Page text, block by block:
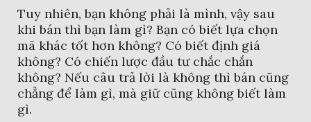
Tuy nhiên, bạn không phải là mình, vậy sau
khi bán thì bạn làm gì? Bạn có biết lựa chọn
mã khác tốt hơn không? Có biết định giá
không? Có chiến lược đầu tư chắc chắn
không? Nếu câu trả lời là không thì bán cũng
chẳng để làm gì, mà giữ cũng không biết làm
gì.